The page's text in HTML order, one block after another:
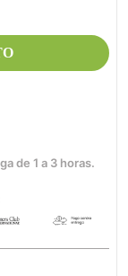
de 1 a 3 horas.